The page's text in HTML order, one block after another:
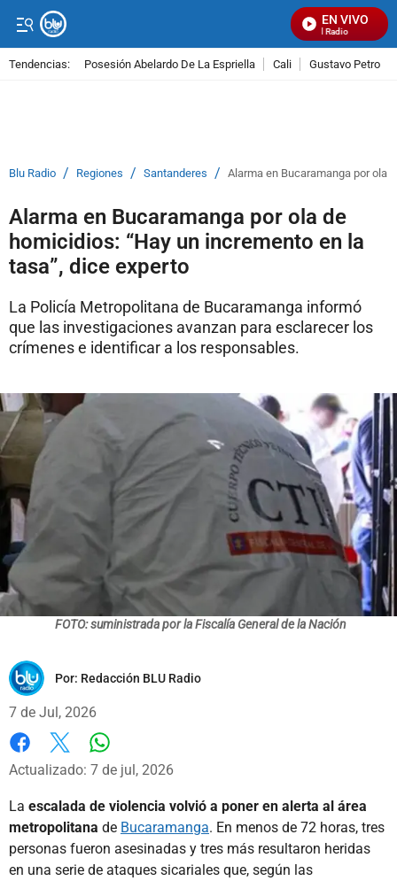
EN VIVO
Señal Visual Radio
Tendencias: Posesión Abelardo De La Espriella Cali Gustavo Petro
Blu Radio / Regiones / Santanderes / Alarma en Bucaramanga por ola
Alarma en Bucaramanga por ola de
homicidios: “Hay un incremento en la
tasa”, dice experto
La Policía Metropolitana de Bucaramanga informó
que las investigaciones avanzan para esclarecer los
crímenes e identificar a los responsables.
FOTO: suministrada por la Fiscalía General de la Nación
Por: Redacción BLU Radio
7 de Jul, 2026
Facebook
X
Actualizado: 7 de jul, 2026
La escalada de violencia volvió a poner en alerta al área
metropolitana de Bucaramanga. En menos de 72 horas, tres
personas fueron asesinadas y tres más resultaron heridas
en una serie de ataques sicariales que, según las